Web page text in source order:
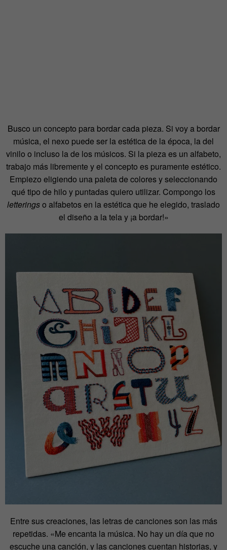
Busco un concepto para bordar cada pieza. Si voy a bordar
música, el nexo puede ser la estética de la época, la del
vinilo o incluso la de los músicos. Si la pieza es un alfabeto,
trabajo más libremente y el concepto es puramente estético.
Empiezo eligiendo una paleta de colores y seleccionando
qué tipo de hilo y puntadas quiero utilizar. Compongo los
letteringso alfabetos en la estética que he elegido, traslado
el diseño a la tela y ¡a bordar!»
Entre sus creaciones, las letras de canciones son las más
repetidas. «Me encanta la música. No hay un día que no
escuche una canción, y las canciones cuentan historias, y